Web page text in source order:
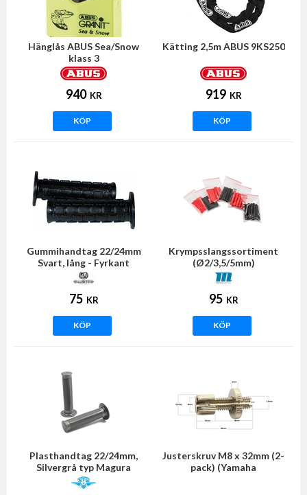
Hänglås ABUS Sea/Snow
klass 3
940 KR
KÖP
Kätting 2,5m ABUS 9KS250
919 KR
KÖP
Gummihandtag 22/24mm
Svart, lång - Fyrkant
75 KR
KÖP
Krympsslangssortiment
(Ø2/3,5/5mm)
95 KR
KÖP
Plasthandtag 22/24mm,
Silvergrå typ Magura
Justerskruv M8 x 32mm (2-
pack) (Yamaha